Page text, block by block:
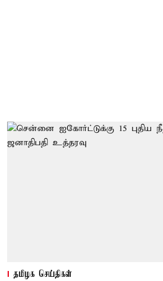
தமிழக செய்திகள்